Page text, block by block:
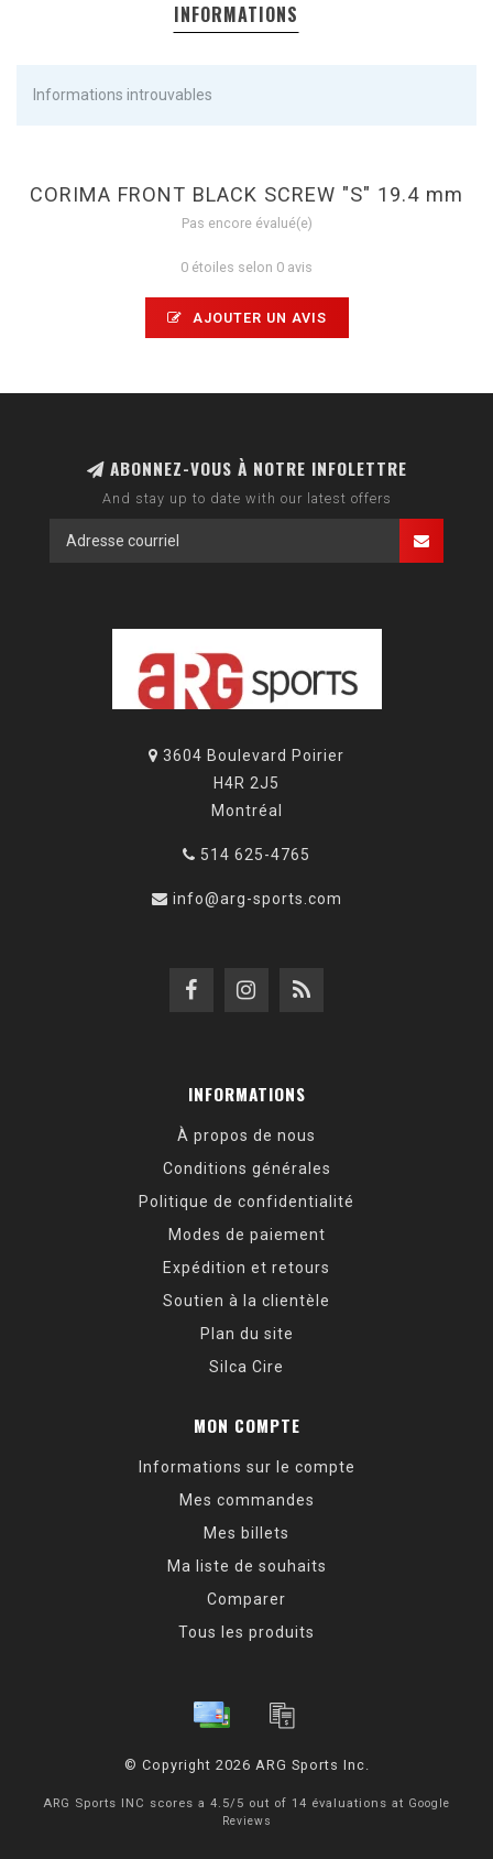
INFORMATIONS
Informations introuvables
CORIMA FRONT BLACK SCREW "S" 19.4 mm
Pas encore évalué(e)
0 étoiles selon 0 avis
AJOUTER UN AVIS
ABONNEZ-VOUS À NOTRE INFOLETTRE
And stay up to date with our latest offers
3604 Boulevard Poirier
H4R 2J5
Montréal
514 625-4765
info@arg-sports.com
INFORMATIONS
À propos de nous
Conditions générales
Politique de confidentialité
Modes de paiement
Expédition et retours
Soutien à la clientèle
Plan du site
Silca Cire
MON COMPTE
Informations sur le compte
Mes commandes
Mes billets
Ma liste de souhaits
Comparer
Tous les produits
© Copyright 2026 ARG Sports Inc.
ARG Sports INC scores a 4.5/ 5 out of 14 évaluations at Google
Reviews